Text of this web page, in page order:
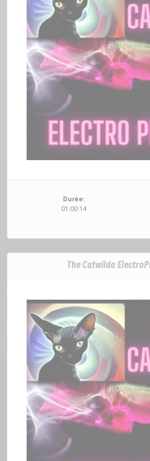
Durée:
01:00:14
The Catwilda